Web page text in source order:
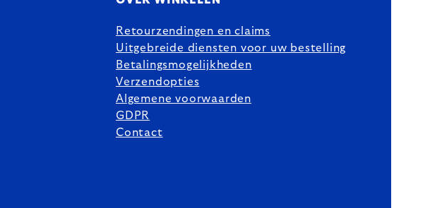
Retourzendingen en claims
Uitgebreide diensten voor uw bestelling
Betalingsmogelijkheden
Verzendopties
Algemene voorwaarden
GDPR
Contact